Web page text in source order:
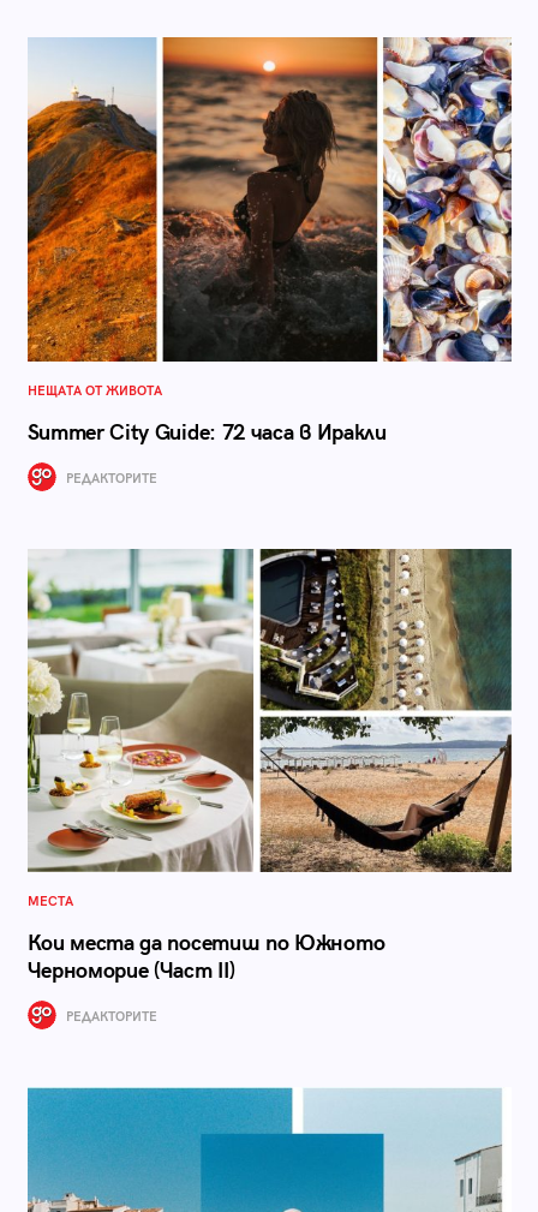
НЕЩАТА ОТ ЖИВОТА
Summer City Guide: 72 часа в Иракли
РЕДАКТОРИТЕ
МЕСТА
Кои места да посетиш по Южното
Черноморие (Част II)
РЕДАКТОРИТЕ